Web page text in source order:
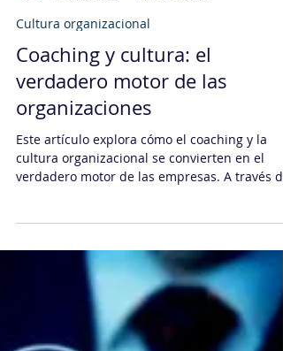
Coaching y cultura: el
verdadero motor de las
organizaciones